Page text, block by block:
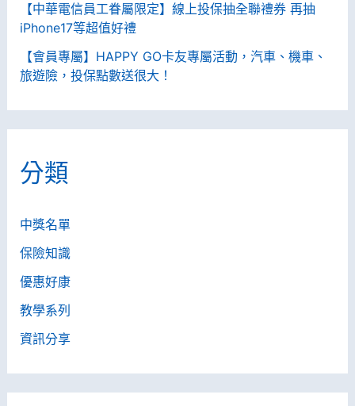
【中華電信員工眷屬限定】線上投保抽全聯禮券 再抽
iPhone17等超值好禮
【會員專屬】HAPPY GO卡友專屬活動，汽車、機車、
旅遊險，投保點數送很大！
分類
中獎名單
保險知識
優惠好康
教學系列
資訊分享